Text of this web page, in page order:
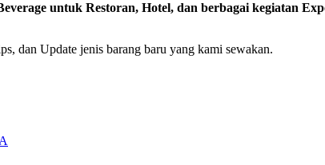
untuk Restoran, Hotel, dan berbagai kegiatan
dan Update jenis barang baru yang kami sewakan.